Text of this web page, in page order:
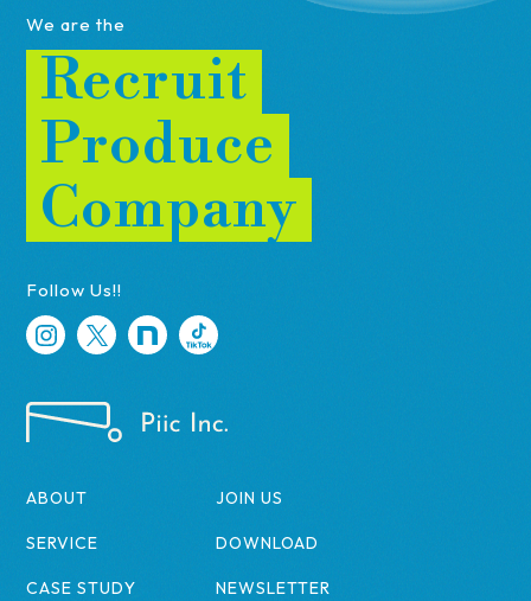
We are the
Recruit
Produce
Company
Follow Us!!
ABOUT JOIN US
SERVICE DOWNLOAD
CASE STUDY NEWSLETTER